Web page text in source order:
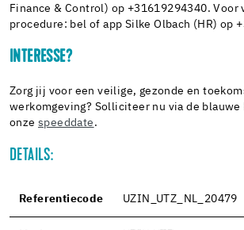
Finance & Control) op +31619294340. Voor
procedure: bel of app Silke Olbach (HR) op
INTERESSE?
Zorg jij voor een veilige, gezonde en
werkomgeving? Solliciteer nu via de blauwe
onze speeddate .
DETAILS:
Referentiecode UZIN_UTZ_NL_20479